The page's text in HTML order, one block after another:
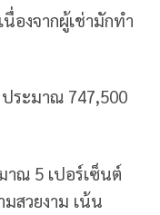
องจากผู้เช่ามักทำ
ระมาณ 747,500
าณ 5 เปอร์เซ็นต์
มสวยงาม เน้น